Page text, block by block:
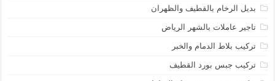
بديل الرخام بالقطيف والظهران
تاجير عاملات بالشهر الرياض
تركيب بلاط الدمام والخبر
تركيب جبس بورد القطيف